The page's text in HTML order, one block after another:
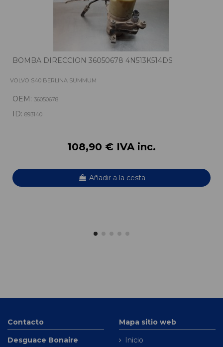
BOMBA DIRECCION 36050678 4N513K514DS
VOLVO S40 BERLINA SUMMUM
OEM: 36050678
ID: 893140
108,90 € IVA inc.
Añadir a la cesta
Contacto
Desguace Bonaire
Mapa sitio web
Inicio